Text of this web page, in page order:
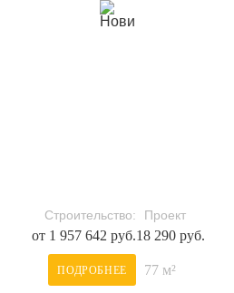
Строительство:
от 1 957 642 руб.
ПОДРОБНЕЕ
Проект
18 290 руб.
77 м²